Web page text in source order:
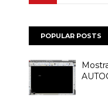
POPULAR POSTS